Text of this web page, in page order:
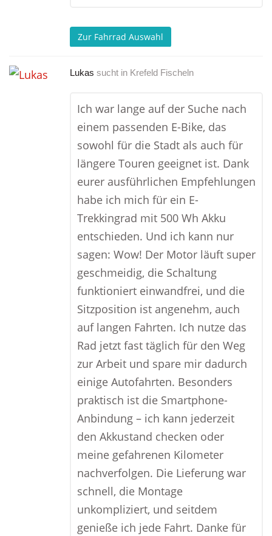
Zur Fahrrad Auswahl
Lukas sucht in Krefeld Fischeln
Ich war lange auf der Suche nach
einem passenden E-Bike, das
sowohl für die Stadt als auch für
längere Touren geeignet ist. Dank
eurer ausführlichen Empfehlungen
habe ich mich für ein E-
Trekkingrad mit 500 Wh Akku
entschieden. Und ich kann nur
sagen: Wow! Der Motor läuft super
geschmeidig, die Schaltung
funktioniert einwandfrei, und die
Sitzposition ist angenehm, auch
auf langen Fahrten. Ich nutze das
Rad jetzt fast täglich für den Weg
zur Arbeit und spare mir dadurch
einige Autofahrten. Besonders
praktisch ist die Smartphone-
Anbindung – ich kann jederzeit
den Akkustand checken oder
meine gefahrenen Kilometer
nachverfolgen. Die Lieferung war
schnell, die Montage
unkompliziert, und seitdem
genieße ich jede Fahrt. Danke für